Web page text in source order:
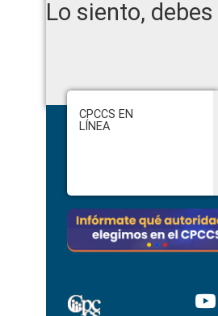
Lo siento,
Footer
CPCCS EN
LÍNEA